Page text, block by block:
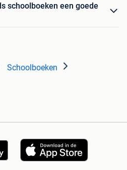
schoolboeken een goede
Schoolboeken